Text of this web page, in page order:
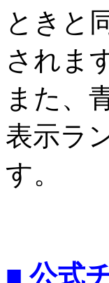
ときと
されま
また、
表示ラ
す。
■ 公式